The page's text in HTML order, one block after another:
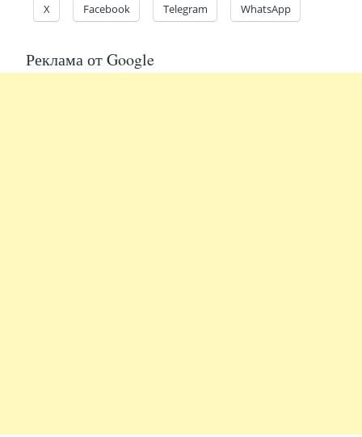
X Facebook Telegram WhatsApp
Реклама от Google